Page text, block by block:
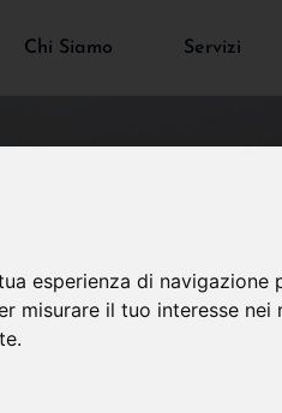
esperienza di navigazione
misurare il tuo interesse
.
Chi Siamo Servizi